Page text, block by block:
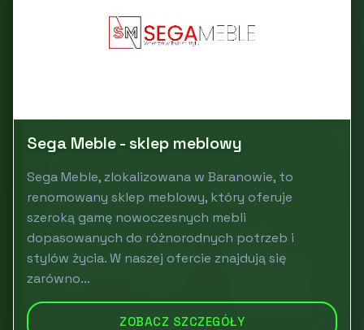
Sega Meble - sklep meblowy
Sega Meble, zlokalizowana w Baranowie, to
renomowany sklep meblowy, który oferuje
szeroką gamę nowoczesnych mebli
dopasowanych do różnorodnych potrzeb i
stylów życia. W naszej ofercie znajdują się
zarówno...
ZOBACZ SZCZEGÓŁY